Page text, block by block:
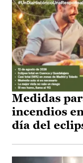
Medidas
incendios
día del